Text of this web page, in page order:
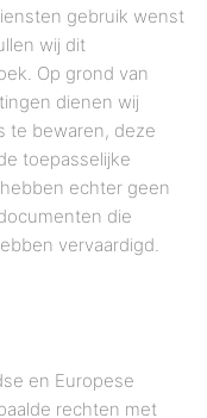
gebruik wenst
wij dit
Op grond van
dienen wij
te bewaren, deze
toepasselijke
echter geen
die
vervaardigd.
en Europese
rechten met